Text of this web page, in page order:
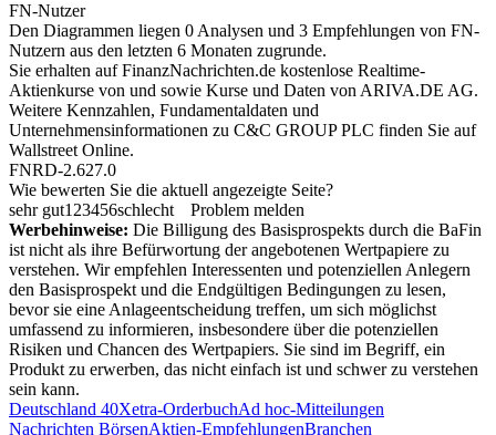
FN-Nutzer
Den Diagrammen liegen 0 Analysen und 3 Empfehlungen von FN-
Nutzern aus den letzten 6 Monaten zugrunde.
Sie erhalten auf FinanzNachrichten.de kostenlose Realtime-
Aktienkurse von und sowie Kurse und Daten von ARIVA.DE AG.
Weitere Kennzahlen, Fundamentaldaten und
Unternehmensinformationen zu C&C GROUP PLC finden Sie auf
Wallstreet Online.
FNRD-2.627.0
Wie bewerten Sie die aktuell angezeigte Seite?
sehr gut1 23456schlecht
Problem melden
Werbehinweise: Die Billigung des Basisprospekts durch die BaFin
ist nicht als ihre Befürwortung der angebotenen Wertpapiere zu
verstehen. Wir empfehlen Interessenten und potenziellen Anlegern
den Basisprospekt und die Endgültigen Bedingungen zu lesen,
bevor sie eine Anlageentscheidung treffen, um sich möglichst
umfassend zu informieren, insbesondere über die potenziellen
Risiken und Chancen des Wertpapiers. Sie sind im Begriff, ein
Produkt zu erwerben, das nicht einfach ist und schwer zu verstehen
sein kann.
Deutschland 40Xetra-OrderbuchAd hoc-Mitteilungen
Nachrichten BörsenAktien-EmpfehlungenBranchen